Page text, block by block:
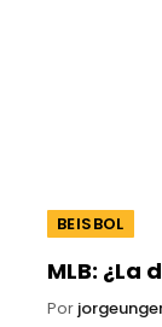
BEISBOL
MLB: ¿La
Por